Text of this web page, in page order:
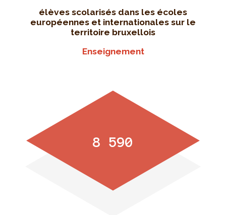
élèves scolarisés dans les écoles
européennes et internationales sur le
territoire bruxellois
Enseignement
8 590